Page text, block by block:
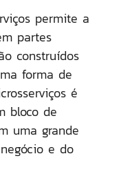
permite a
partes
construídos
forma de
é
bloco de
uma grande
e do